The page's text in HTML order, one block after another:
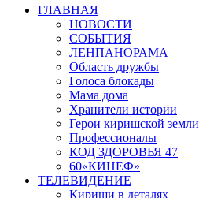
ГЛАВНАЯ
НОВОСТИ
СОБЫТИЯ
ЛЕНПАНОРАМА
Область дружбы
Голоса блокады
Мама дома
Хранители истории
Герои киришской земли
Профессионалы
КОД ЗДОРОВЬЯ 47
60«КИНЕФ»
ТЕЛЕВИДЕНИЕ
Кириши в деталях